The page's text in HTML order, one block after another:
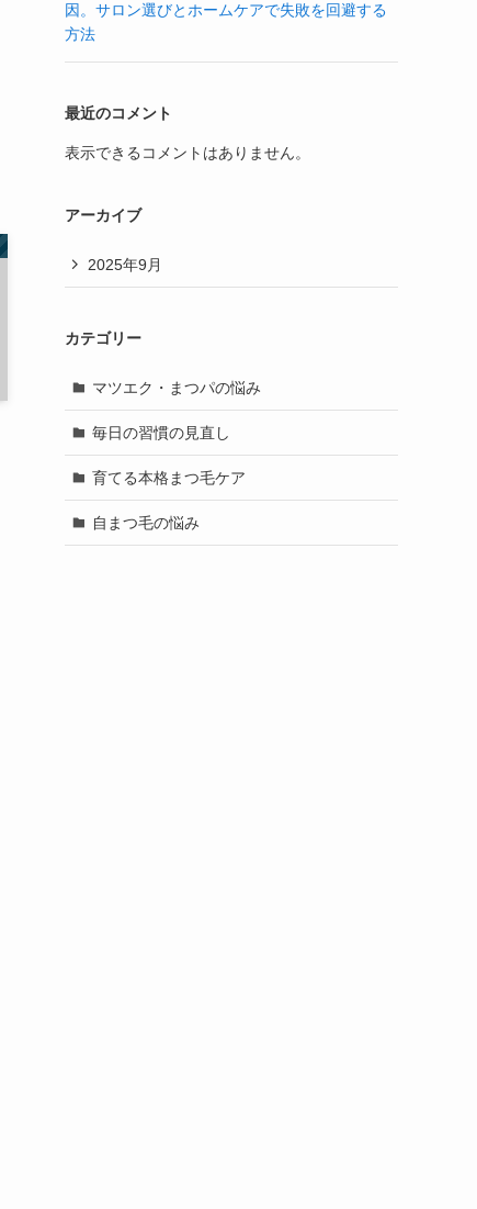
因。サロン選びとホームケアで失敗を回避する
方法
最近のコメント
表示できるコメントはありません。
アーカイブ
2025年9月
カテゴリー
マツエク・まつパの悩み
毎日の習慣の見直し
育てる本格まつ毛ケア
自まつ毛の悩み